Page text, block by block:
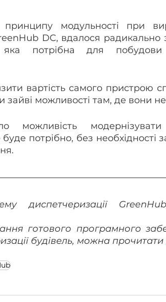
модульності при
DC, вдалося
яка потрібна для
вартість самого пристрою
можливості там, де вони не
можливість модернізувати
потрібно, без необхідності
диспетчеризації
готового програмного
будівель, можна прочитати